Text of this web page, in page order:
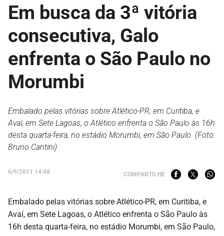
Em busca da 3ª vitória
consecutiva, Galo
enfrenta o São Paulo no
Morumbi
Embalado pelas vitórias sobre Atlético-PR, em Curitiba, e
Avaí, em Sete Lagoas, o Atlético enfrenta o São Paulo às 16h
desta quarta-feira, no estádio Morumbi, em São Paulo. (Foto:
Bruno Cantini)
6/9/2011 14:48 COMPARTILHE
Embalado pelas vitórias sobre Atlético-PR, em Curitiba, e
Avaí, em Sete Lagoas, o Atlético enfrenta o São Paulo às
16h desta quarta-feira, no estádio Morumbi, em São Paulo,